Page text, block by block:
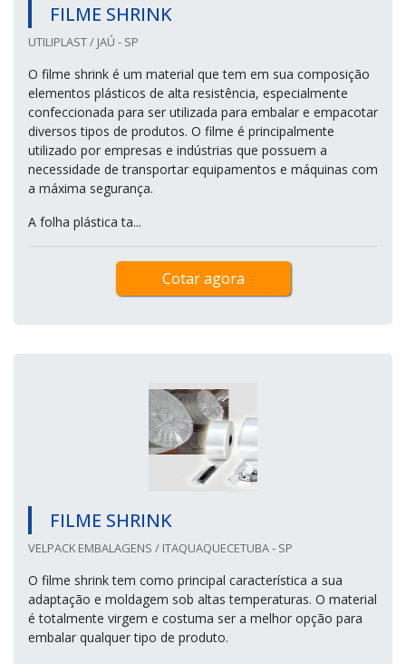
FILME SHRINK
UTILIPLAST / JAÚ - SP
O filme shrink é um material que tem em sua composição
elementos plásticos de alta resistência, especialmente
confeccionada para ser utilizada para embalar e empacotar
diversos tipos de produtos. O filme é principalmente
utilizado por empresas e indústrias que possuem a
necessidade de transportar equipamentos e máquinas com
a máxima segurança.
A folha plástica ta...
Cotar agora
FILME SHRINK
VELPACK EMBALAGENS / ITAQUAQUECETUBA - SP
O filme shrink tem como principal característica a sua
adaptação e moldagem sob altas temperaturas. O material
é totalmente virgem e costuma ser a melhor opção para
embalar qualquer tipo de produto.